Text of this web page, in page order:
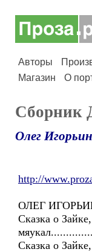
Авторы
Магазин
О
Сборник
Олег Игорьин
http://
ОЛЕГ
Сказка о
Сказка о